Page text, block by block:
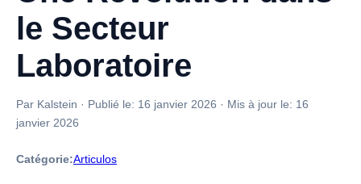
le Secteur
Laboratoire
Par Kalstein · Publié le: 16 janvier 2026 · Mis à jour le: 16
janvier 2026
Catégorie:Articulos